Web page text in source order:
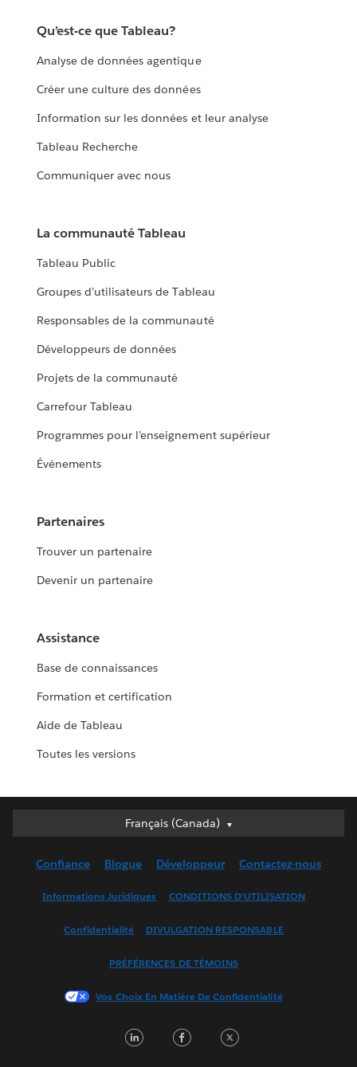
Qu’est-ce que Tableau?
Analyse de données agentique
Créer une culture des données
Information sur les données et leur analyse
Tableau Recherche
Communiquer avec nous
La communauté Tableau
Tableau Public
Groupes d’utilisateurs de Tableau
Responsables de la communauté
Développeurs de données
Projets de la communauté
Carrefour Tableau
Programmes pour l’enseignement supérieur
Événements
Partenaires
Trouver un partenaire
Devenir un partenaire
Assistance
Base de connaissances
Formation et certification
Aide de Tableau
Toutes les versions
Français (Canada)
Français (Canada)
English (UK)
Français (France)
한국어
Português
Confiance Blogue Développeur Contactez-nous
Informations Juridiques CONDITIONS D’UTILISATION
Confidentialité DIVULGATION RESPONSABLE
PRÉFÉRENCES DE TÉMOINS
Vos Choix En Matière De Confidentialité
LinkedInFacebook